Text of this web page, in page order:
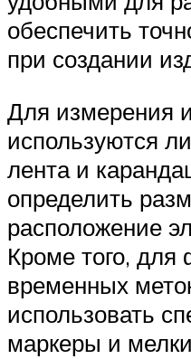
обеспечить
при создании
Для измерения
используются
лента и
определить
расположение
Кроме того, для
временных
использовать
маркеры и